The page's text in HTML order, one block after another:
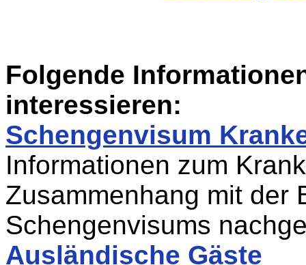
Folgende
interessieren:
Schengenvisum
Informationen zum
Zusammenhang mit der
Schengenvisums
Ausländische Gäste